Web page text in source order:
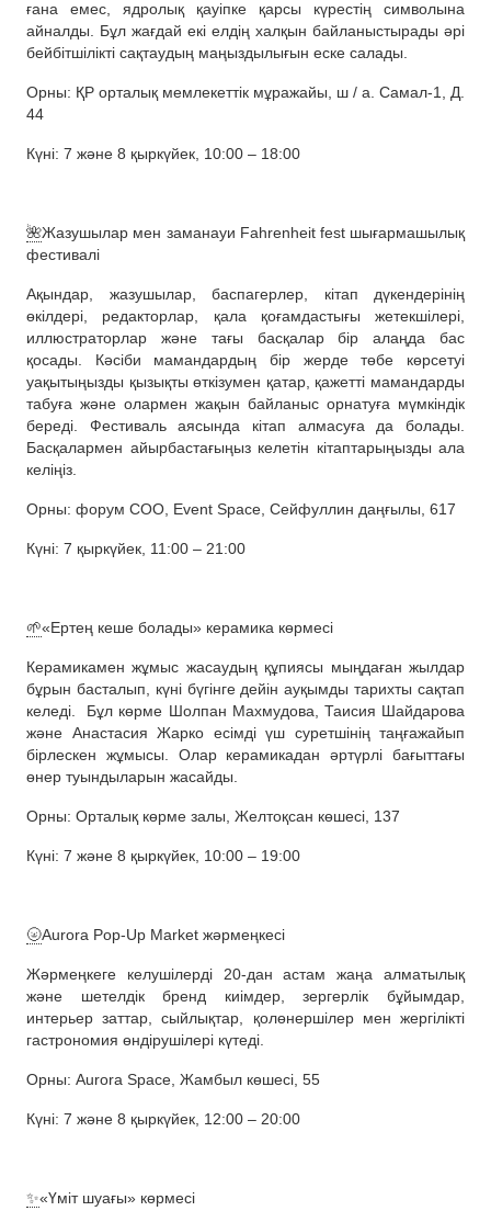
ғана емес, ядролық қауіпке қарсы күрестің символына
айналды. Бұл жағдай екі елдің халқын байланыстырады әрі
бейбітшілікті сақтаудың маңыздылығын еске салады.
Орны: ҚР орталық мемлекеттік мұражайы, ш / а. Самал-1, Д.
44
Күні: 7 және 8 қыркүйек, 10:00 – 18:00
🌺Жазушылар мен заманауи Fahrenheit fest шығармашылық
фестивалі
Ақындар, жазушылар, баспагерлер, кітап дүкендерінің
өкілдері, редакторлар, қала қоғамдастығы жетекшілері,
иллюстраторлар және тағы басқалар бір алаңда бас
қосады. Кәсіби мамандардың бір жерде төбе көрсетуі
уақытыңызды қызықты өткізумен қатар, қажетті мамандарды
табуға және олармен жақын байланыс орнатуға мүмкіндік
береді. Фестиваль аясында кітап алмасуға да болады.
Басқалармен айырбастағыңыз келетін кітаптарыңызды ала
келіңіз.
Орны: форум СОО, Event Space, Сейфуллин даңғылы, 617
Күні: 7 қыркүйек, 11:00 – 21:00
🌱«Ертең кеше болады» керамика көрмесі
Керамикамен жұмыс жасаудың құпиясы мыңдаған жылдар
бұрын басталып, күні бүгінге дейін ауқымды тарихты сақтап
келеді.
Бұл көрме Шолпан Махмудова, Таисия Шайдарова
және Анастасия Жарко есімді үш суретшінің таңғажайып
бірлескен жұмысы. Олар керамикадан әртүрлі бағыттағы
өнер туындыларын жасайды.
Орны: Орталық көрме залы, Желтоқсан көшесі, 137
Күні: 7 және 8 қыркүйек, 10:00 – 19:00
🌝Aurora Pop-Up Market жәрмеңкесі
Жәрмеңкеге келушілерді 20-дан астам жаңа алматылық
және шетелдік бренд киімдер, зергерлік бұйымдар,
интерьер заттар, сыйлықтар, қолөнершілер мен жергілікті
гастрономия өндірушілері күтеді.
Орны: Aurora Space, Жамбыл көшесі, 55
Күні: 7 және 8 қыркүйек, 12:00 – 20:00
✨«Үміт шуағы» көрмесі